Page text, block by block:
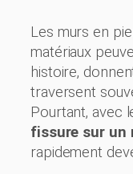
Les murs en
matériaux
histoire,
traversent
Pourtant, avec
fissure sur un
rapidement